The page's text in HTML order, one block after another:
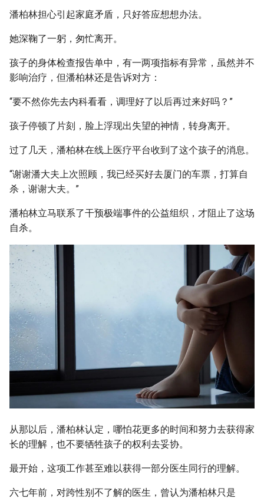
潘柏林担心引起家庭矛盾，只好答应想想办法。
她深鞠了一躬，匆忙离开。
孩子的身体检查报告单中，有一两项指标有异常，虽然并不
影响治疗，但潘柏林还是告诉对方：
“要不然你先去内科看看，调理好了以后再过来好吗？”
孩子停顿了片刻，脸上浮现出失望的神情，转身离开。
过了几天，潘柏林在线上医疗平台收到了这个孩子的消息。
“谢谢潘大夫上次照顾，我已经买好去厦门的车票，打算自
杀，谢谢大夫。”
潘柏林立马联系了干预极端事件的公益组织，才阻止了这场
自杀。
从那以后，潘柏林认定，哪怕花更多的时间和努力去获得家
长的理解，也不要牺牲孩子的权利去妥协。
最开始，这项工作甚至难以获得一部分医生同行的理解。
六七年前，对跨性别不了解的医生，曾认为潘柏林只是